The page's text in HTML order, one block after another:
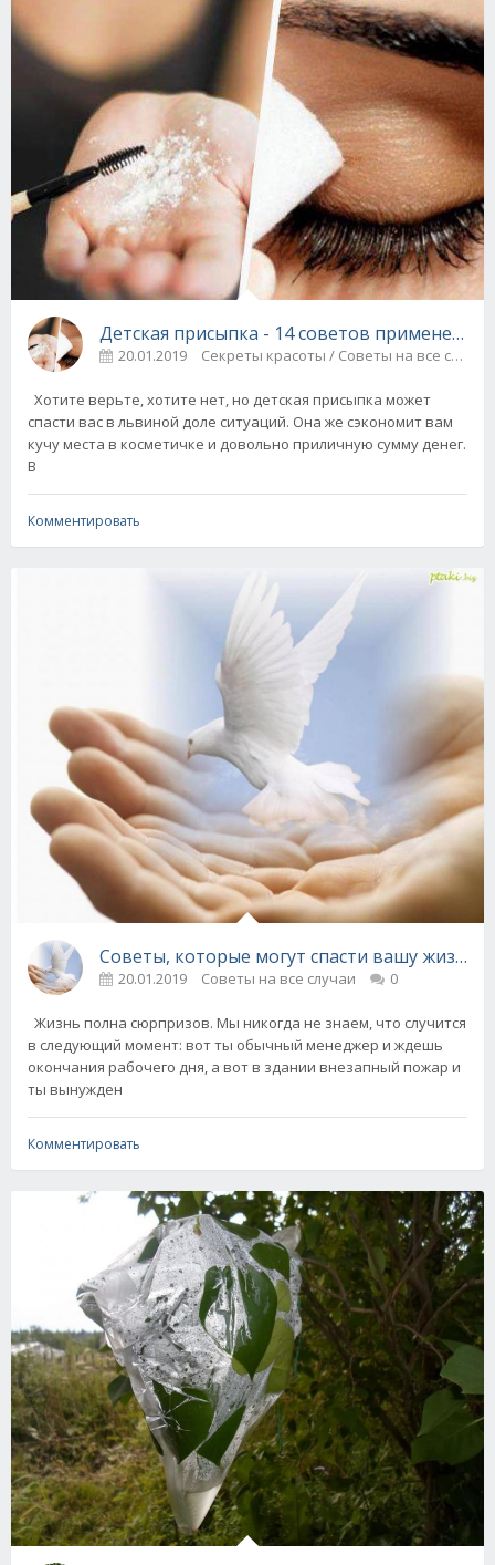
Детская присыпка - 14 советов
20.01.2019 Секреты красоты / Советы на все случаи
Хотите верьте, хотите нет, но детская присыпка может
спасти вас в львиной доле ситуаций. Она же сэкономит вам
кучу места в косметичке и довольно приличную сумму денег.
В
Комментировать
Советы, которые могут спасти вашу жизнь!
20.01.2019 Советы на все случаи 0
Жизнь полна сюрпризов. Мы никогда не знаем, что случится
в следующий момент: вот ты обычный менеджер и ждешь
окончания рабочего дня, а вот в здании внезапный пожар и
ты вынужден
Комментировать